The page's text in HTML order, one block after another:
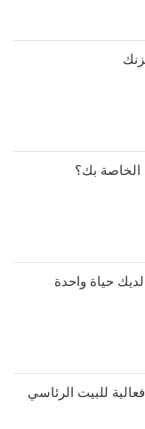
حياة واحدة
للبيت الرئاسي